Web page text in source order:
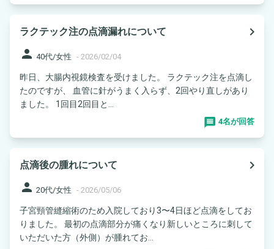
ラクテック注の点滴漏れについて
navigate_next
person 40代/女性 - 2026/02/04
昨日、大腸内視鏡検査を受けました。 ラクテック注を点滴し
たのですが、 血管に針がうまく入らず、2回やり直しがあり
ました。 1回目2回目と...
4名が回答
点滴後の腫れについて
navigate_next
person 20代/女性 - 2026/05/06
子宮頸管縫縮術のため入院しており3〜4日ほど点滴をしてお
りました。 最初の点滴部分が痛くなり新しいところに刺して
いただいた方（外側）が腫れてお...